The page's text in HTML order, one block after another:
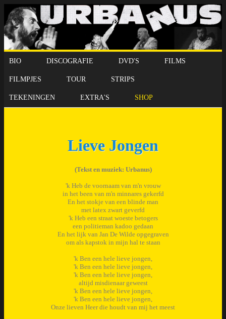
BIO DISCOGRAFIE DVD'S FILMS
FILMPJES TOUR STRIPS
TEKENINGEN EXTRA'S SHOP
Lieve Jongen
(Tekst en muziek: Urbanus)
'k Heb de voornaam van m'n vrouw
in het been van m'n minnares gekerfd
En het stokje van een blinde man
met latex zwart geverfd
'k Heb een straat woeste betogers
een politieman kadoo gedaan
En het lijk van Jan De Wilde opgegraven
om als kapstok in mijn hal te staan
'k Ben een hele lieve jongen,
'k Ben een hele lieve jongen,
'k Ben een hele lieve jongen,
altijd misdienaar geweest
'k Ben een hele lieve jongen,
'k Ben een hele lieve jongen,
Onze lieven Heer die houdt van mij het meest